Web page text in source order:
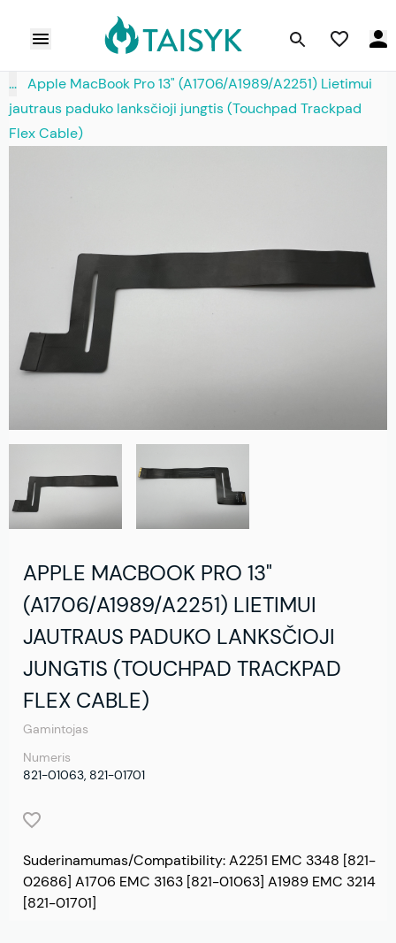
... Apple MacBook Pro 13" (A1706/A1989/A2251) Lietimui
jautraus paduko lanksčioji jungtis (Touchpad Trackpad
Flex Cable)
APPLE MACBOOK PRO 13"
(A1706/A1989/A2251) LIETIMUI
JAUTRAUS PADUKO LANKSČIOJI
JUNGTIS (TOUCHPAD TRACKPAD
FLEX CABLE)
Gamintojas
Numeris
821-01063, 821-01701
Suderinamumas/Compatibility: A2251 EMC 3348 [821-
02686] A1706 EMC 3163 [821-01063] A1989 EMC 3214
[821-01701]